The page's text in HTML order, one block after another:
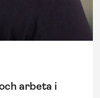
arbeta i